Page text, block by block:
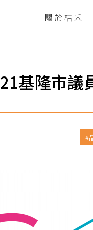
關於桔禾
基隆市議